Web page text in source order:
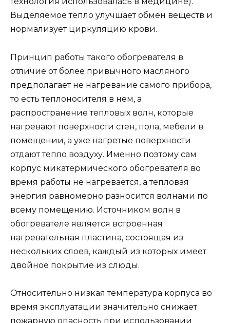
Выделяемое тепло улучшает обмен веществ и
нормализует циркуляцию крови.
Принцип работы такого обогревателя в
отличие от более привычного масляного
предполагает не нагревание самого прибора,
то есть теплоносителя в нем, а
распространение тепловых волн, которые
нагревают поверхности стен, пола, мебели в
помещении, а уже нагретые поверхности
отдают тепло воздуху. Именно поэтому сам
корпус микатермического обогревателя во
время работы не нагревается, а тепловая
энергия равномерно разносится волнами по
всему помещению. Источником волн в
обогревателе является встроенная
нагревательная пластина, состоящая из
нескольких слоев, каждый из которых имеет
двойное покрытие из слюды.
Относительно низкая температура корпуса во
время эксплуатации значительно снижает
пожарную опасность при использовании